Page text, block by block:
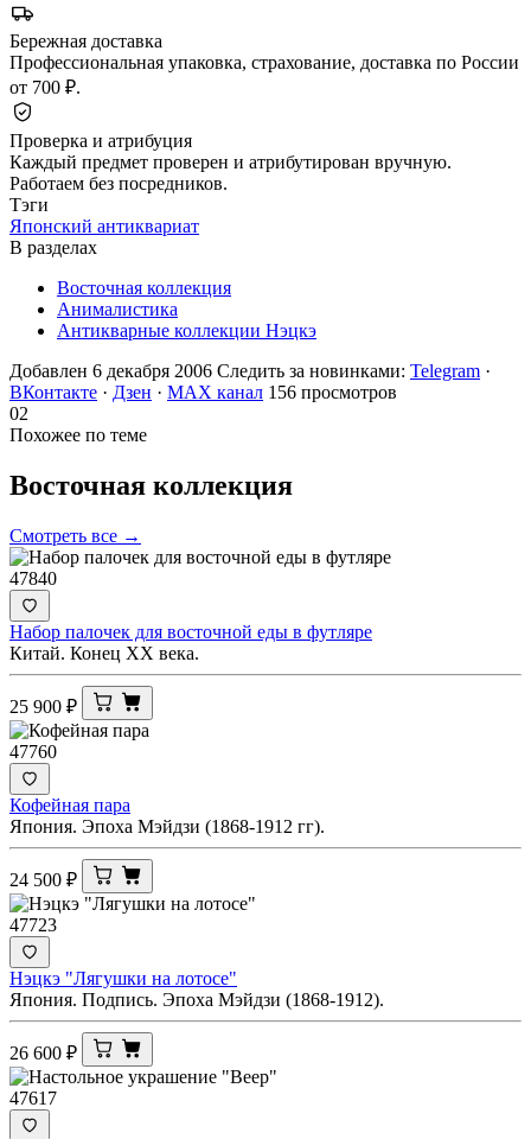
Бережная доставка
Профессиональная упаковка, страхование, доставка по России
от 700 ₽.
Проверка и атрибуция
Каждый предмет проверен и атрибутирован вручную.
Работаем без посредников.
Тэги
Японский антиквариат
В разделах
Восточная коллекция
Анималистика
Антикварные коллекции Нэцкэ
Добавлен 6 декабря 2006 Следить за новинками: Telegram ·
ВКонтакте · Дзен · MAX канал 156 просмотров
02
Похожее по теме
Восточная коллекция
Смотреть все →
47840
Набор палочек для восточной еды в футляре
Китай. Конец ХХ века.
25 900 ₽
47760
Кофейная пара
Япония. Эпоха Мэйдзи (1868-1912 гг).
24 500 ₽
47723
Нэцкэ "Лягушки на лотосе"
Япония. Подпись. Эпоха Мэйдзи (1868-1912).
26 600 ₽
47617